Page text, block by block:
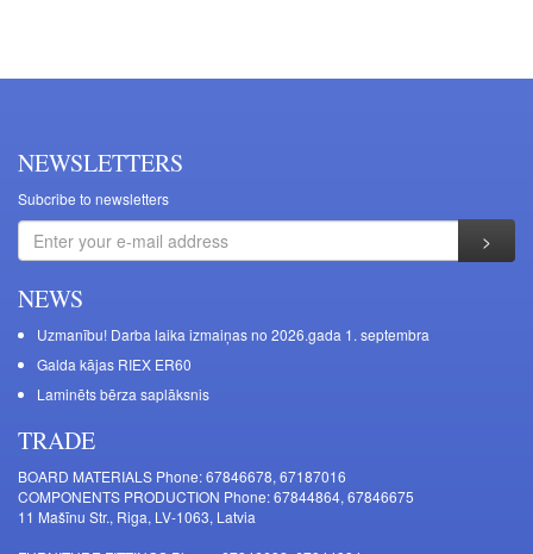
NEWSLETTERS
Subcribe to newsletters
NEWS
Uzmanību! Darba laika izmaiņas no 2026.gada 1. septembra
Galda kājas RIEX ER60
Laminēts bērza saplāksnis
TRADE
BOARD MATERIALS Phone: 67846678, 67187016
COMPONENTS PRODUCTION Phone: 67844864, 67846675
11 Mašīnu Str., Riga, LV-1063, Latvia